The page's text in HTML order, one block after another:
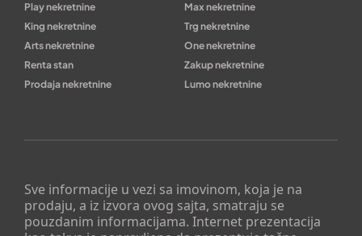
Sve informacije u vezi sa imovinom, koja je na
prodaju, a iz izvora ovog sajta, smatraju se
pouzdanim informacijama. Internet prezentacija
Play nekretnine
Max nekretnine
King nekretnine
Trg nekretnine
Arts nekretnine
One nekretnine
Renta stan
Zakup nekretnine
Prodaja nekretnine
Lumo nekretnine